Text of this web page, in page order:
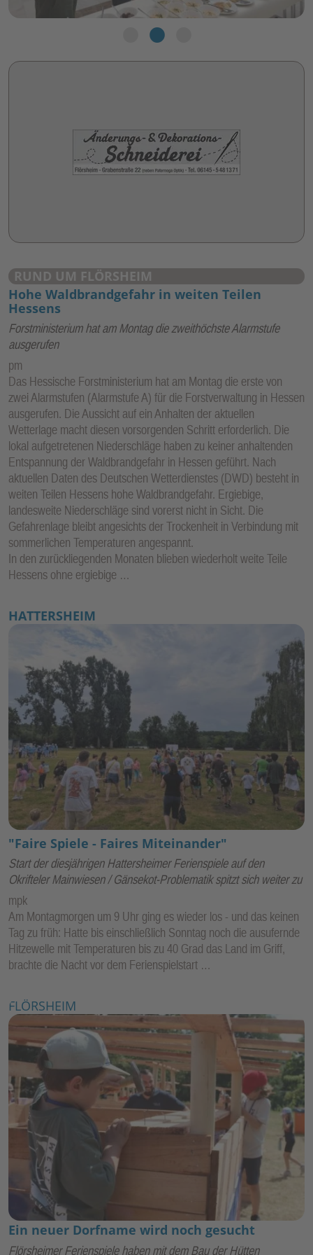
RUND UM FLÖRSHEIM
Hohe Waldbrandgefahr in weiten Teilen
Hessens
Forstministerium hat am Montag die zweithöchste Alarmstufe
ausgerufen
pm
Das Hessische Forstministerium hat am Montag die erste von
zwei Alarmstufen (Alarmstufe A) für die Forstverwaltung in Hessen
ausgerufen. Die Aussicht auf ein Anhalten der aktuellen
Wetterlage macht diesen vorsorgenden Schritt erforderlich. Die
lokal aufgetretenen Niederschläge haben zu keiner anhaltenden
Entspannung der Waldbrandgefahr in Hessen geführt. Nach
aktuellen Daten des Deutschen Wetterdienstes (DWD) besteht in
weiten Teilen Hessens hohe Waldbrandgefahr. Ergiebige,
landesweite Niederschläge sind vorerst nicht in Sicht. Die
Gefahrenlage bleibt angesichts der Trockenheit in Verbindung mit
sommerlichen Temperaturen angespannt.
In den zurückliegenden Monaten blieben wiederholt weite Teile
Hessens ohne ergiebige …
HATTERSHEIM
"Faire Spiele - Faires Miteinander"
Start der diesjährigen Hattersheimer Ferienspiele auf den
Okrifteler Mainwiesen / Gänsekot-Problematik spitzt sich weiter zu
mpk
Am Montagmorgen um 9 Uhr ging es wieder los - und das keinen
Tag zu früh: Hatte bis einschließlich Sonntag noch die ausufernde
Hitzewelle mit Temperaturen bis zu 40 Grad das Land im Griff,
brachte die Nacht vor dem Ferienspielstart …
FLÖRSHEIM
Ein neuer Dorfname wird noch gesucht
Flörsheimer Ferienspiele haben mit dem Bau der Hütten